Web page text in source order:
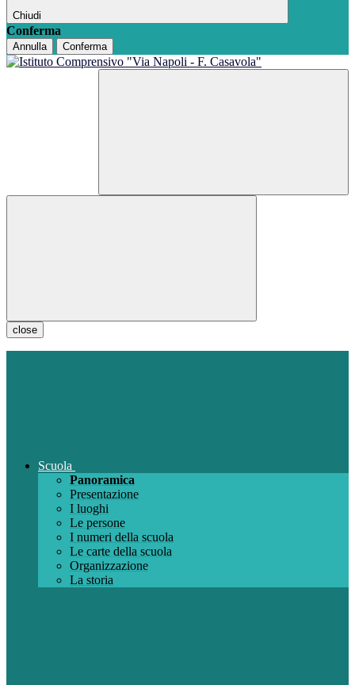
Chiudi
Conferma
Annulla Conferma
close
Scuola
Panoramica
Presentazione
I luoghi
Le persone
I numeri della scuola
Le carte della scuola
Organizzazione
La storia